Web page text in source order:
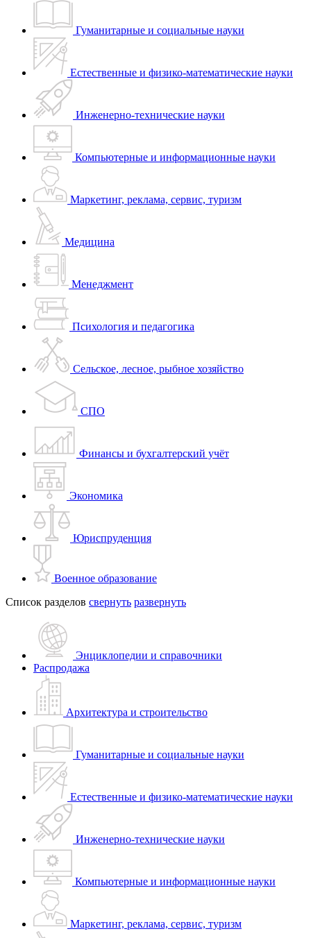
Гуманитарные и социальные науки
Естественные и физико-математические науки
Инженерно-технические науки
Компьютерные и информационные науки
Маркетинг, реклама, сервис, туризм
Медицина
Менеджмент
Психология и педагогика
Сельское, лесное, рыбное хозяйство
СПО
Финансы и бухгалтерский учёт
Экономика
Юриспруденция
Военное образование
Список разделов свернуть развернуть
Энциклопедии и справочники
Распродажа
Архитектура и строительство
Гуманитарные и социальные науки
Естественные и физико-математические науки
Инженерно-технические науки
Компьютерные и информационные науки
Маркетинг, реклама, сервис, туризм